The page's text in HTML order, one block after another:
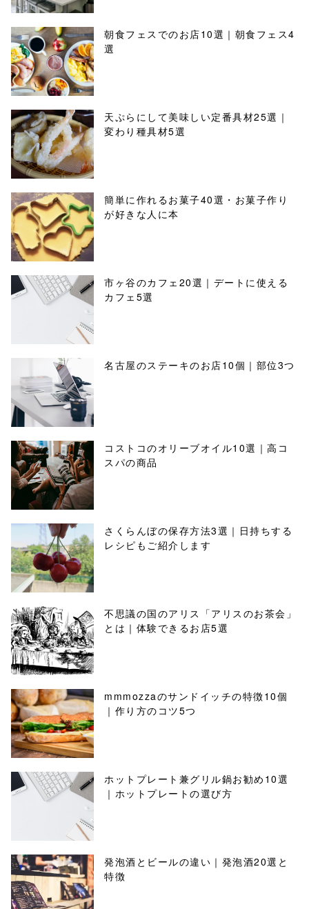
朝食フェスでのお店10選｜朝食フェス4
選
天ぷらにして美味しい定番具材25選｜
変わり種具材5選
簡単に作れるお菓子40選・お菓子作り
が好きな人に本
市ヶ谷のカフェ20選｜デートに使える
カフェ5選
名古屋のステーキのお店10個｜部位3つ
コストコのオリーブオイル10選｜高コ
スパの商品
さくらんぼの保存方法3選｜日持ちする
レシピもご紹介します
不思議の国のアリス「アリスのお茶会」
とは｜体験できるお店5選
mmmozzaのサンドイッチの特徴10個
｜作り方のコツ5つ
ホットプレート兼グリル鍋お勧め10選
｜ホットプレートの選び方
発泡酒とビールの違い｜発泡酒20選と
特徴